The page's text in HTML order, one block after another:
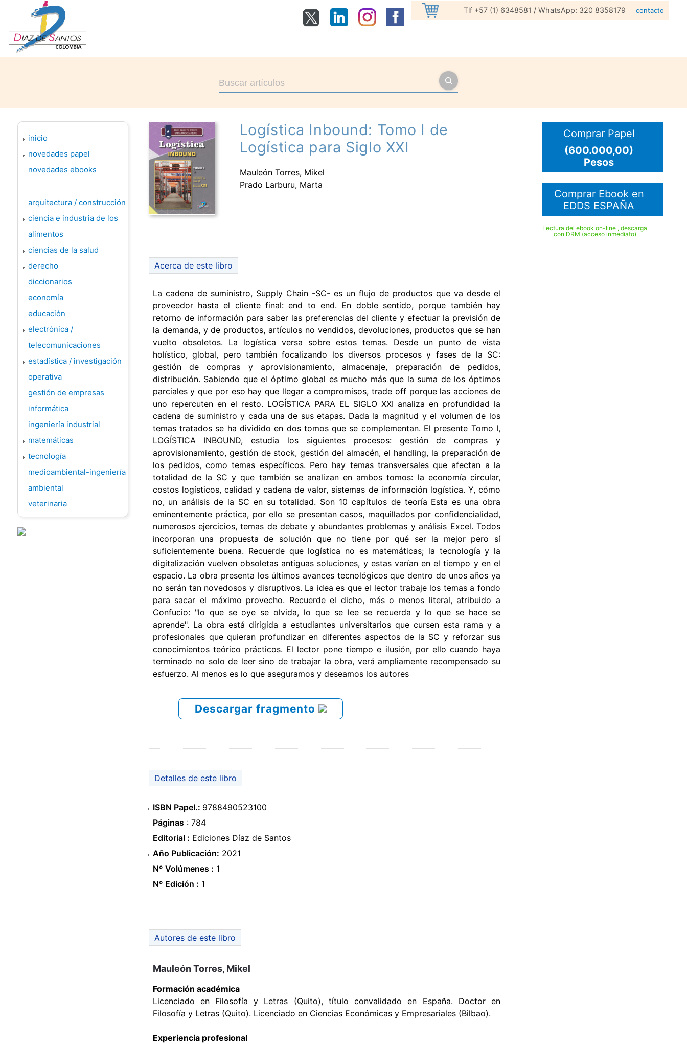
Tlf +57 (1) 6348581 / WhatsApp: 320 8358179 contacto
inicio
novedades papel
novedades ebooks
arquitectura / construcción
ciencia e industria de los
alimentos
ciencias de la salud
derecho
diccionarios
economía
educación
electrónica /
telecomunicaciones
estadística / investigación
operativa
gestión de empresas
informática
ingeniería industrial
matemáticas
tecnología
medioambiental-ingeniería
ambiental
veterinaria
Logística Inbound: Tomo I de
Logística para Siglo XXI
Mauleón Torres, Mikel
Prado Larburu, Marta
Acerca de este libro
La cadena de suministro, Supply Chain -SC- es un flujo de productos que va desde el
proveedor hasta el cliente final: end to end. En doble sentido, porque también hay
retorno de información para saber las preferencias del cliente y efectuar la previsión de
la demanda, y de productos, artículos no vendidos, devoluciones, productos que se han
vuelto obsoletos. La logística versa sobre estos temas. Desde un punto de vista
holístico, global, pero también focalizando los diversos procesos y fases de la SC:
gestión de compras y aprovisionamiento, almacenaje, preparación de pedidos,
distribución. Sabiendo que el óptimo global es mucho más que la suma de los óptimos
parciales y que por eso hay que llegar a compromisos, trade off porque las acciones de
uno repercuten en el resto. LOGÍSTICA PARA EL SIGLO XXI analiza en profundidad la
cadena de suministro y cada una de sus etapas. Dada la magnitud y el volumen de los
temas tratados se ha dividido en dos tomos que se complementan. El presente Tomo I,
LOGÍSTICA INBOUND, estudia los siguientes procesos: gestión de compras y
aprovisionamiento, gestión de stock, gestión del almacén, el handling, la preparación de
los pedidos, como temas específicos. Pero hay temas transversales que afectan a la
totalidad de la SC y que también se analizan en ambos tomos: la economía circular,
costos logísticos, calidad y cadena de valor, sistemas de información logística. Y, cómo
no, un análisis de la SC en su totalidad. Son 10 capítulos de teoría Esta es una obra
eminentemente práctica, por ello se presentan casos, maquillados por confidencialidad,
numerosos ejercicios, temas de debate y abundantes problemas y análisis Excel. Todos
incorporan una propuesta de solución que no tiene por qué ser la mejor pero sí
suficientemente buena. Recuerde que logística no es matemáticas; la tecnología y la
digitalización vuelven obsoletas antiguas soluciones, y estas varían en el tiempo y en el
espacio. La obra presenta los últimos avances tecnológicos que dentro de unos años ya
no serán tan novedosos y disruptivos. La idea es que el lector trabaje los temas a fondo
para sacar el máximo provecho. Recuerde el dicho, más o menos literal, atribuido a
Confucio: "lo que se oye se olvida, lo que se lee se recuerda y lo que se hace se
aprende". La obra está dirigida a estudiantes universitarios que cursen esta rama y a
profesionales que quieran profundizar en diferentes aspectos de la SC y reforzar sus
conocimientos teórico prácticos. El lector pone tiempo e ilusión, por ello cuando haya
terminado no solo de leer sino de trabajar la obra, verá ampliamente recompensado su
esfuerzo. Al menos es lo que aseguramos y deseamos los autores
Descargar fragmento
Detalles de este libro
ISBN Papel.: 9788490523100
Páginas : 784
Editorial : Ediciones Díaz de Santos
Año Publicación: 2021
Nº Volúmenes : 1
Nº Edición : 1
Autores de este libro
Mauleón Torres, Mikel
Formación académica
Licenciado en Filosofía y Letras (Quito), título convalidado en España. Doctor en
Filosofía y Letras (Quito). Licenciado en Ciencias Económicas y Empresariales (Bilbao).
Experiencia profesional
Comprar Papel
(600.000,00)
Pesos
Comprar Ebook en
EDDS ESPAÑA
Lectura del ebook on-line , descarga
con DRM (acceso inmediato)